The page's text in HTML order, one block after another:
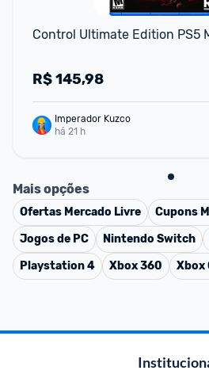
Control Ultimate Edition PS5
R$145,98
Imperador Kuzco
há 21 h
Mais opções
Ofertas Mercado Livre Cupons
Jogos de PC
Nintendo Switch
Playstation 4
Xbox 360 Xbox